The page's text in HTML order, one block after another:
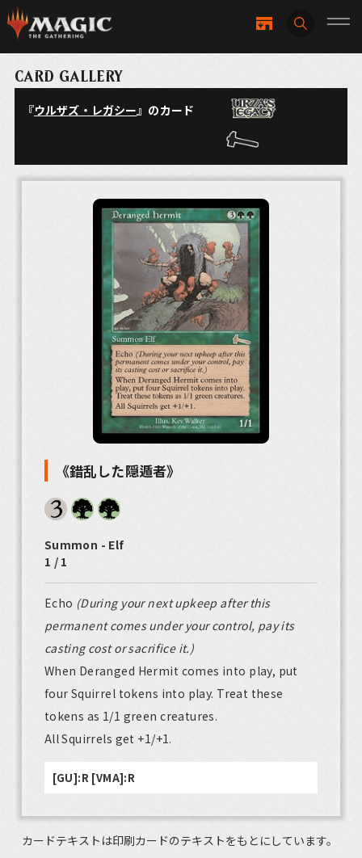
CARD GALLERY
『ウルザズ・レガシー』のカード
《錯乱した隠遁者》
Summon - Elf
1 / 1
Echo (During your next upkeep after this
permanent comes under your control, pay its
casting cost or sacrifice it.)
When Deranged Hermit comes into play, put
four Squirrel tokens into play. Treat these
tokens as 1/1 green creatures.
All Squirrels get +1/+1.
[GU]:R [VMA]:R
カードテキストは印刷カードのテキストをもとにしています。